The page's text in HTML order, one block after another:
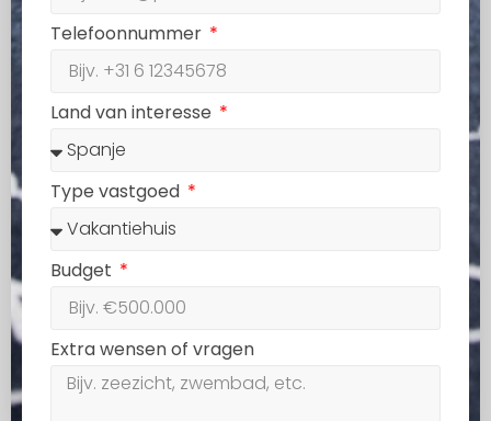
Telefoonnummer
Land van interesse
Type vastgoed
Budget
Extra wensen of vragen